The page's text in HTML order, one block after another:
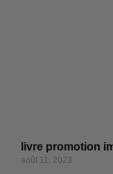
livre promotion
août 11, 2023